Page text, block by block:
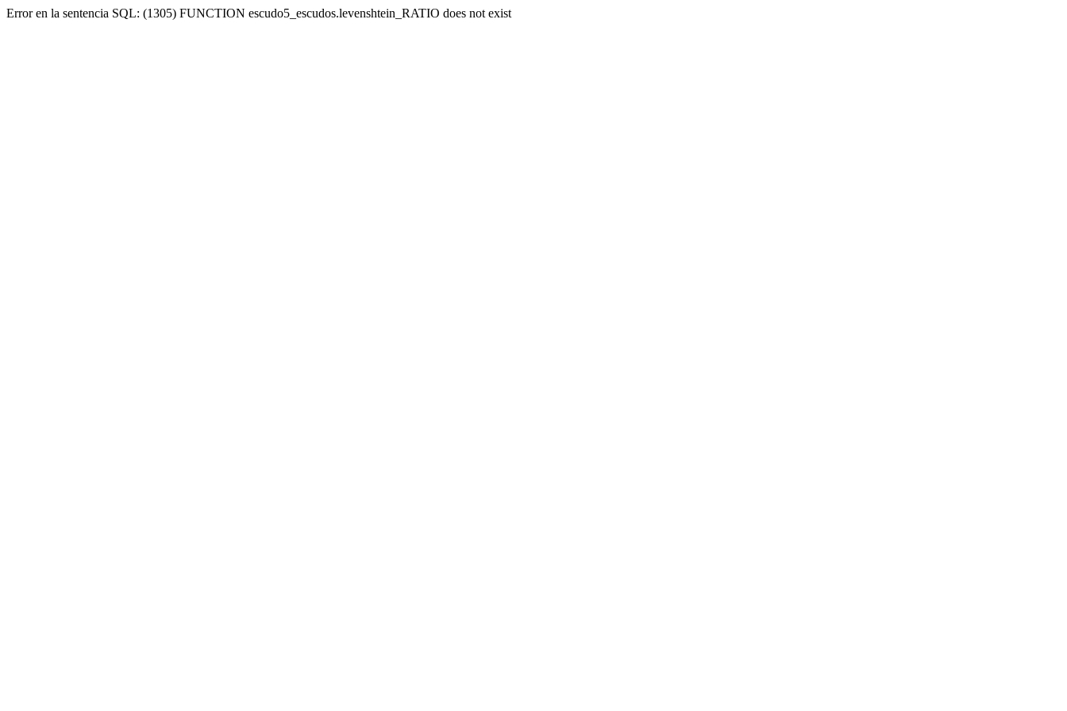
Error en la sentencia SQL: (1305) FUNCTION escudo5_escudos.levenshtein_RATIO does not exist